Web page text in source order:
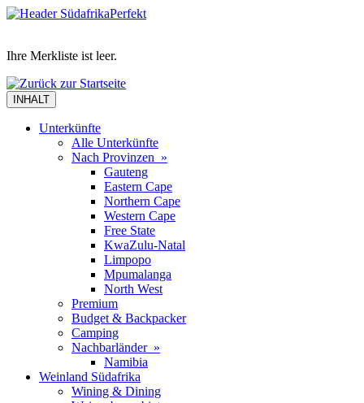
Ihre Merkliste ist leer.
INHALT
Unterkünfte
Alle Unterkünfte
Nach Provinzen »
Gauteng
Eastern Cape
Northern Cape
Western Cape
Free State
KwaZulu-Natal
Limpopo
Mpumalanga
North West
Premium
Budget & Backpacker
Camping
Nachbarländer »
Namibia
Weinland Südafrika
Wining & Dining